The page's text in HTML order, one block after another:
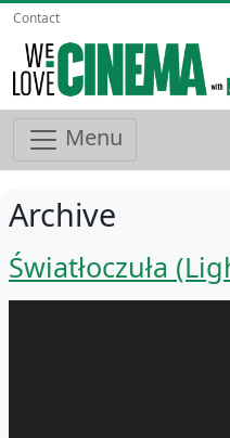
Contact
Menu
Archive
Światłoczuła